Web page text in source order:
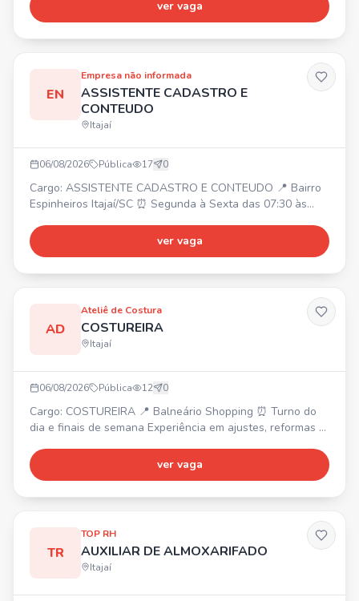
e gestão de equipe. 📋 Atividades: Orientação e
ver vaga
EN
Empresa não informada
ASSISTENTE CADASTRO E
CONTEUDO
Itajaí
06/08/2026 Pública 17 0
Cargo: ASSISTENTE CADASTRO E CONTEUDO 📍 Bairro
Espinheiros Itajaí/SC ⏰ Segunda à Sexta das 07:30 às
150,00, Plano odontológico sem desconto Requisitos: ✔️
Experiência com mídia visual, conhecimento em
ver vaga
AD
Ateliê de Costura
COSTUREIRA
Itajaí
06/08/2026 Pública 12 0
Cargo: COSTUREIRA 📍 Balneário Shopping ⏰ Turno do
dia e finais de semana Experiência em ajustes, reformas e
currículo pelo WhatsApp para Juliane.
ver vaga
TR
TOP RH
AUXILIAR DE ALMOXARIFADO
Itajaí